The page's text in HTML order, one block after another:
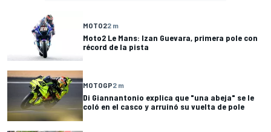
MOTO22 m
Moto2 Le Mans: Izan Guevara, primera pole con
récord de la pista
MOTOGP2 m
Di Giannantonio explica que "una abeja" se le
coló en el casco y arruinó su vuelta de pole